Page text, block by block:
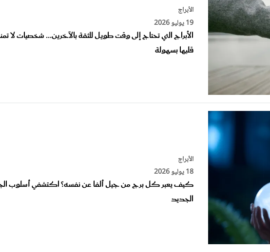
19 يوليو 2026
الأبراج التي تحتاج إلى وقت طويل للثقة بالآخرين... شخصيات لا
قلبها بسهولة
18 يوليو 2026
كيف يعبر كل برج من جيل ألفا عن نفسه؟ اكتشفي أسلوب
الجديد